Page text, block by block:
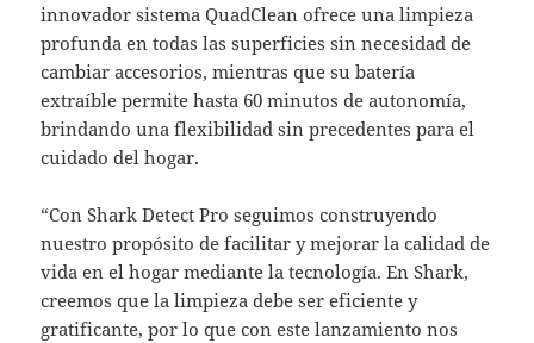
innovador sistema QuadClean ofrece una limpieza
profunda en todas las superficies sin necesidad de
cambiar accesorios, mientras que su batería
extraíble permite hasta 60 minutos de autonomía,
brindando una flexibilidad sin precedentes para el
cuidado del hogar.
“Con Shark Detect Pro seguimos construyendo
nuestro propósito de facilitar y mejorar la calidad de
vida en el hogar mediante la tecnología. En Shark,
creemos que la limpieza debe ser eficiente y
gratificante, por lo que con este lanzamiento nos